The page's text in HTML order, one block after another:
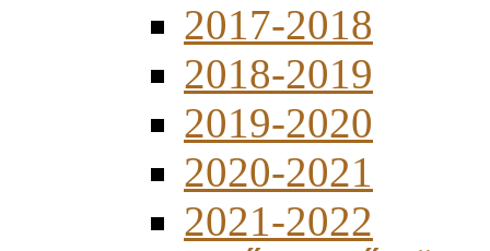
2017-2018
2018-2019
2019-2020
2020-2021
2021-2022